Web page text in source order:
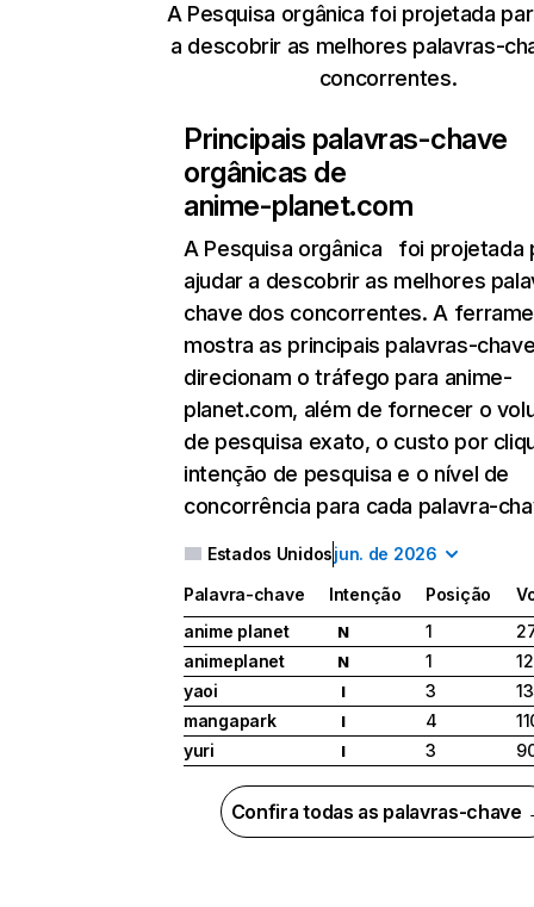
A Pesquisa orgânica foi projetada
a descobrir as melhores palavras-
concorrentes.
Principais palavras-chave
orgânicas de
anime-planet.com
A Pesquisa orgânica foi projetada
ajudar a descobrir as melhores
chave dos concorrentes. A
mostra as principais palavras-
direcionam o tráfego para anime-
planet.com, além de fornecer o
de pesquisa exato, o custo por
intenção de pesquisa e o nível de
concorrência para cada palavra-
Estados Unidosjun. de 2026
Palavra-chave Intenção Posição
anime planet
N 1
animeplanet
N 1
yaoi
I 3
mangapark
I 4
yuri
I 3
Confira todas as palavras-chave